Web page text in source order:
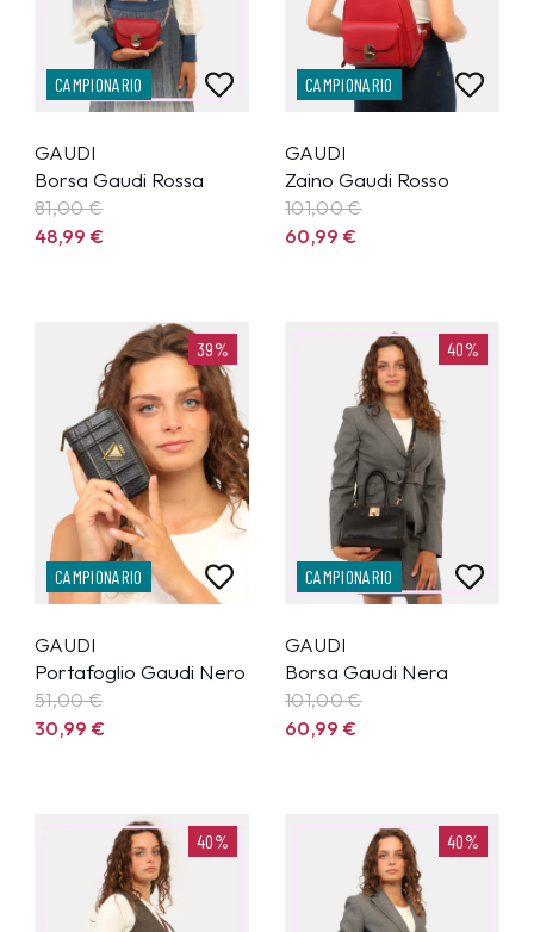
CAMPIONARIO
GAUDI
Borsa Gaudi Rossa
81,00 €
48,99€
CAMPIONARIO
GAUDI
Zaino Gaudi Rosso
101,00 €
60,99€
39%
CAMPIONARIO
GAUDI
Portafoglio Gaudi Nero
51,00 €
30,99€
40%
CAMPIONARIO
GAUDI
Borsa Gaudi Nera
101,00 €
60,99€
40% 40%